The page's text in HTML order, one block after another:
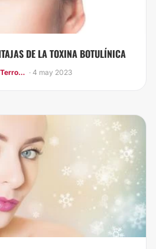
DE LA TOXINA BOTULÍNICA
Dr. Jesús Omar Carreón Terrones · 4 may 2023